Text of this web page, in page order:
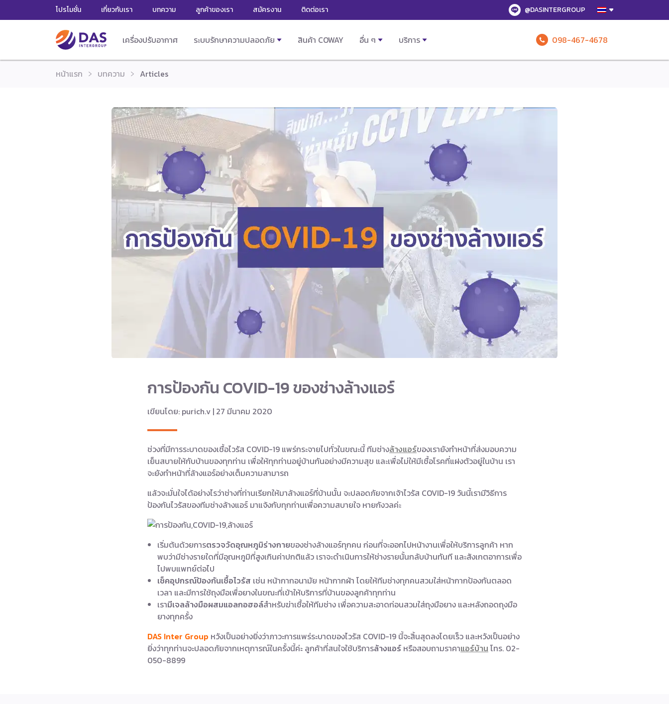
โปรโมชั่น เกี่ยวกับเรา บทความ ลูกค้าของเรา สมัครงาน ติดต่อเรา @DASINTERGROUP
เครื่องปรับอากาศ ระบบรักษาความปลอดภัย สินค้า COWAY อื่น ๆ บริการ 098-467-4678
หน้าแรก บทความ Articles
การป้องกัน COVID-19 ของช่างล้างแอร์
เขียนโดย: purich.v | 27 มีนาคม 2020
ช่วงที่มีการระบาดของเชื้อไวรัส COVID-19 แพร่กระจายไปทั่วในขณะนี้ ทีมช่างล้างแอร์ของเรายังทำหน้าที่ส่งมอบความ
เย็นสบายให้กับบ้านของทุกท่าน เพื่อให้ทุกท่านอยู่บ้านกันอย่างมีความสุข และเพื่อไม่ให้มีเชื้อโรคที่แฝงตัวอยู่ในบ้าน เรา
จะยังทำหน้าที่ล้างแอร์อย่างเต็มความสามารถ
แล้วจะมั่นใจได้อย่างไรว่าช่างที่ท่านเรียกให้มาล้างแอร์ที่บ้านนั้น จะปลอดภัยจากเจ้าไวรัส COVID-19 วันนี้เรามีวิธีการ
ป้องกันไวรัสของทีมช่างล้างแอร์ มาแจ้งกับทุกท่านเพื่อความสบายใจ หายกังวลค่ะ
เริ่มต้นด้วยการตรวจวัดอุณหภูมิร่างกายของช่างล้างแอร์ทุกคน ก่อนที่จะออกไปหน้างานเพื่อให้บริการลูกค้า หาก
พบว่ามีช่างรายใดที่มีอุณหภูมิที่สูงเกินค่าปกติแล้ว เราจะดำเนินการให้ช่างรายนั้นกลับบ้านทันที และสังเกตอาการเพื่อ
ไปพบแพทย์ต่อไป
เช็คอุปกรณ์ป้องกันเชื้อไวรัส เช่น หน้ากากอนามัย หน้ากากผ้า โดยให้ทีมช่างทุกคนสวมใส่หน้ากากป้องกันตลอด
เวลา และมีการใช้ถุงมือเพื่อยางในขณะที่เข้าให้บริการที่บ้านของลูกค้าทุกท่าน
เรามีเจลล้างมือผสมแอลกอฮอล์สำหรับฆ่าเชื้อให้ทีมช่าง เพื่อความสะอาดก่อนสวมใส่ถุงมือยาง และหลังถอดถุงมือ
ยางทุกครั้ง
DAS Inter Group หวังเป็นอย่างยิ่งว่าภาวะการแพร่ระบาดของไวรัส COVID-19 นี้จะสิ้นสุดลงโดยเร็ว และหวังเป็นอย่าง
ยิ่งว่าทุกท่านจะปลอดภัยจากเหตุการณ์ในครั้งนี้ค่ะ ลูกค้าที่สนใจใช้บริการล้างแอร์ หรือสอบถามราคาแอร์บ้าน โทร. 02-
050-8899